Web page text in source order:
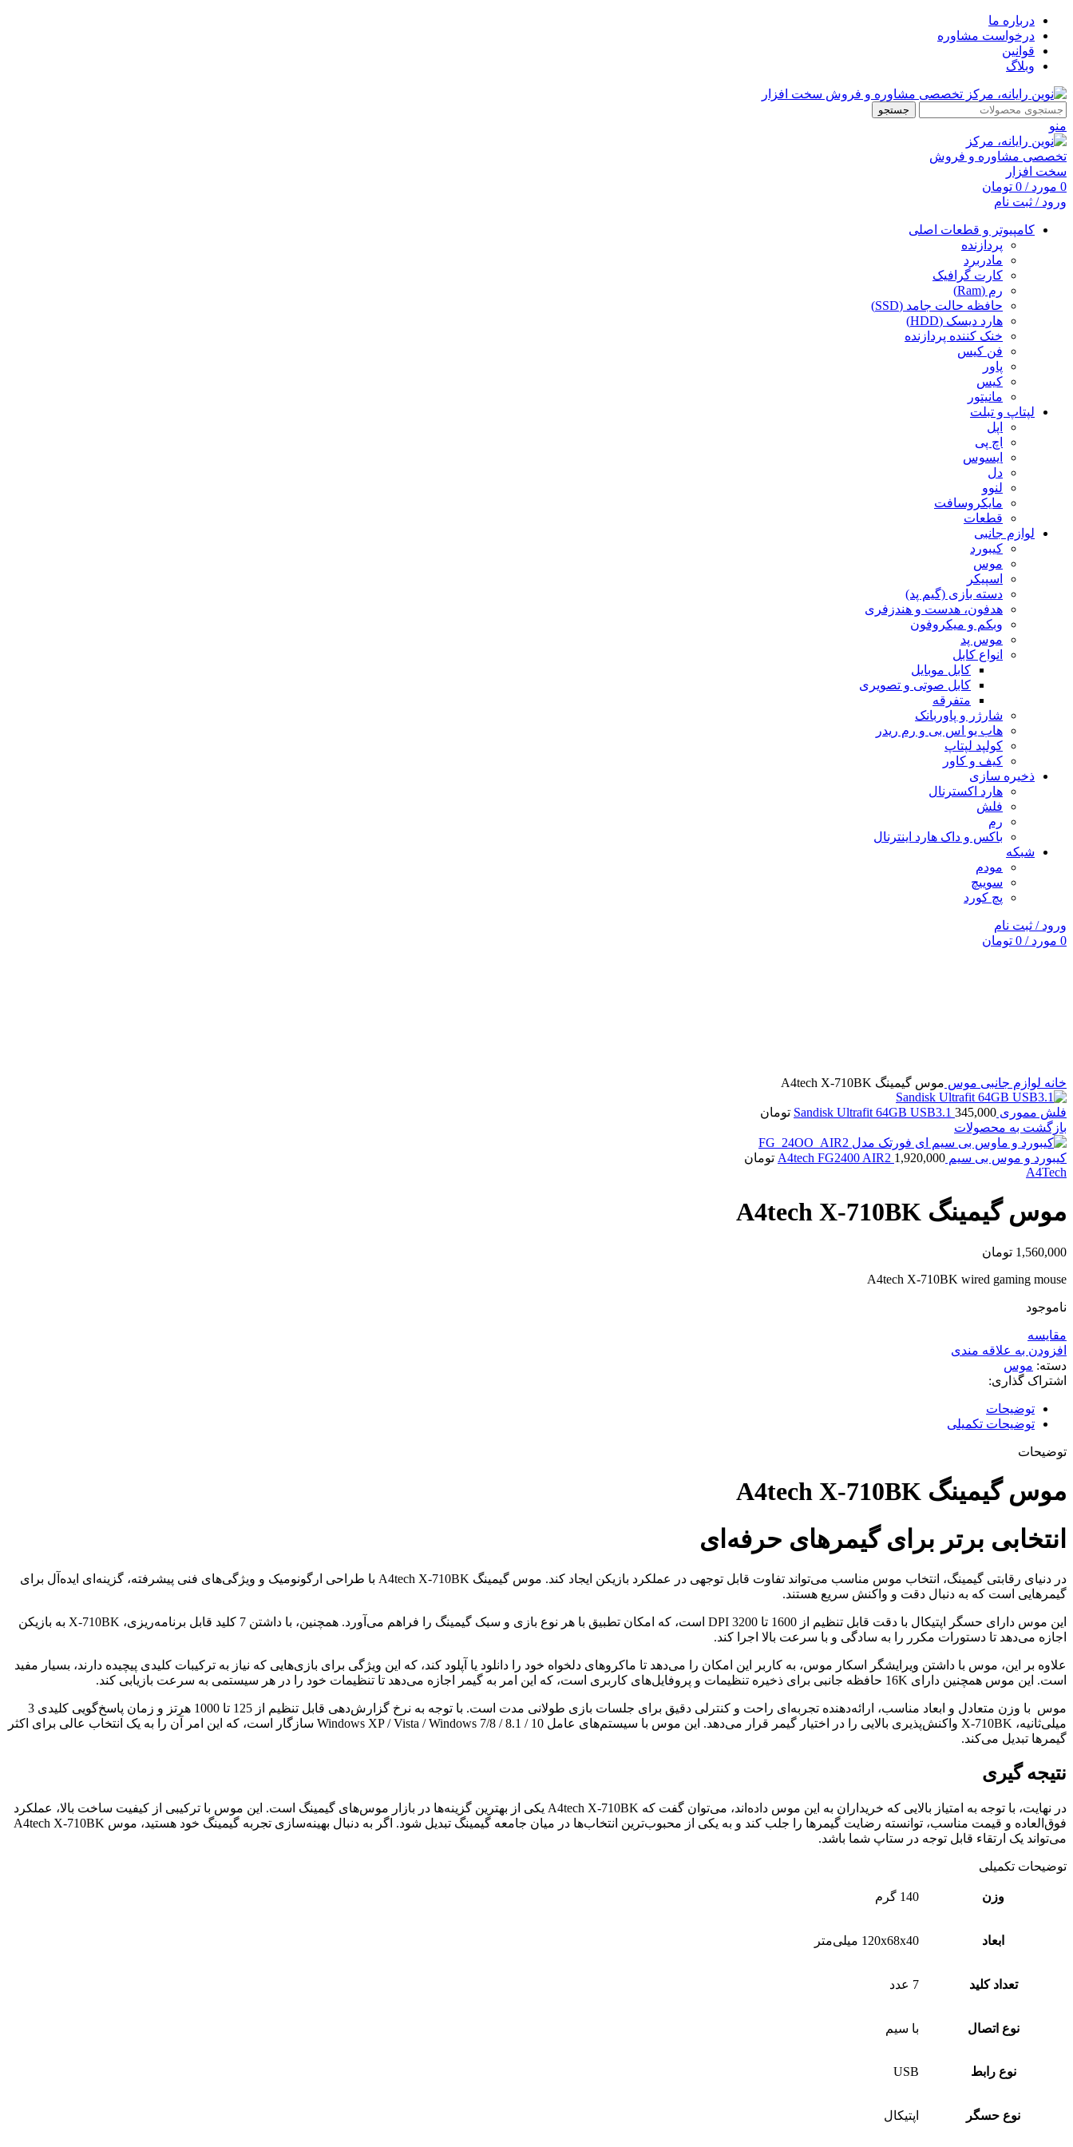
درباره ما
درخواست مشاوره
قوانین
وبلاگ
جستجو
منو
0 مورد /
0 تومان
ورود / ثبت نام
کامپیوتر و قطعات اصلی
پردازنده
مادربرد
کارت گرافیک
رم (Ram)
حافظه حالت جامد (SSD)
هارد دیسک (HDD)
خنک کننده پردازنده
فن کیس
پاور
کیس
مانیتور
لپتاپ و تبلت
اپل
اچ پی
ایسوس
دل
لنوو
مایکروسافت
قطعات
لوازم جانبی
کیبورد
موس
اسپیکر
دسته بازی (گیم پد)
هدفون، هدست و هندزفری
وبکم و میکروفون
موس پد
انواع کابل
کابل موبایل
کابل صوتی و تصویری
متفرقه
شارژر و پاوربانک
هاب یو اس بی و رم ریدر
کولپد لپتاپ
کیف و کاور
ذخیره سازی
هارد اکسترنال
فلش
رم
باکس و داک هارد اینترنال
شبکه
مودم
سوییچ
پچ کورد
ورود / ثبت نام
0 مورد /
0 تومان
خانه لوازم جانبی موس موس گیمینگ A4tech X-710BK
فلش مموری Sandisk Ultrafit 64GB USB3.1 345,000
تومان
بازگشت به محصولات
کیبورد و موس بی سیم A4tech FG2400 AIR2 1,920,000
تومان
A4Tech
موس گیمینگ A4tech X-710BK
1,560,000 تومان
A4tech X-710BK wired gaming mouse
ناموجود
مقايسه
افزودن به علاقه مندی
دسته: موس
اشتراک گذاری:
توضیحات
توضیحات تکمیلی
توضیحات
موس گیمینگ A4tech X-710BK
انتخابی برتر برای گیمرهای حرفه‌ای
در دنیای رقابتی گیمینگ، انتخاب موس مناسب می‌تواند تفاوت قابل توجهی در عملکرد بازیکن ایجاد کند. موس گیمینگ A4tech X-710BK با طراحی ارگونومیک و ویژگی‌های فنی پیشرفته، گزینه‌ای ایده‌آل برای
گیمرهایی است که به دنبال دقت و واکنش سریع هستند.
این موس دارای حسگر اپتیکال با دقت قابل تنظیم از 1600 تا 3200 DPI است، که امکان تطبیق با هر نوع بازی و سبک گیمینگ را فراهم می‌آورد. همچنین، با داشتن 7 کلید قابل برنامه‌ریزی، X-710BK به بازیکن
اجازه می‌دهد تا دستورات مکرر را به سادگی و با سرعت بالا اجرا کند.
علاوه بر این، موس با داشتن ویرایشگر اسکار موس، به کاربر این امکان را می‌دهد تا ماکروهای دلخواه خود را دانلود یا آپلود کند، که این ویژگی برای بازی‌هایی که نیاز به ترکیبات کلیدی پیچیده دارند، بسیار مفید
است. این موس همچنین دارای 16K حافظه جانبی برای ذخیره تنظیمات و پروفایل‌های کاربری است، که این امر به گیمر اجازه می‌دهد تا تنظیمات خود را در هر سیستمی به سرعت بازیابی کند.
موس با وزن متعادل و ابعاد مناسب، ارائه‌دهنده تجربه‌ای راحت و کنترلی دقیق برای جلسات بازی طولانی مدت است. با توجه به نرخ گزارش‌دهی قابل تنظیم از 125 تا 1000 هرتز و زمان پاسخ‌گویی کلیدی 3
میلی‌ثانیه، X-710BK واکنش‌پذیری بالایی را در اختیار گیمر قرار می‌دهد. این موس با سیستم‌های عامل Windows XP / Vista / Windows 7/8 / 8.1 / 10 سازگار است، که این امر آن را به یک انتخاب عالی برای اکثر
گیمرها تبدیل می‌کند.
نتیجه گیری
در نهایت، با توجه به امتیاز بالایی که خریداران به این موس داده‌اند، می‌توان گفت که A4tech X-710BK یکی از بهترین گزینه‌ها در بازار موس‌های گیمینگ است. این موس با ترکیبی از کیفیت ساخت بالا، عملکرد
فوق‌العاده و قیمت مناسب، توانسته رضایت گیمرها را جلب کند و به یکی از محبوب‌ترین انتخاب‌ها در میان جامعه گیمینگ تبدیل شود. اگر به دنبال بهینه‌سازی تجربه گیمینگ خود هستید، موس A4tech X-710BK
می‌تواند یک ارتقاء قابل توجه در ستاپ شما باشد.
توضیحات تکمیلی
وزن 140 گرم
ابعاد 120x68x40 میلی‌متر
تعداد کلید 7 عدد
نوع اتصال با سیم
نوع رابط USB
نوع حسگر اپتیکال